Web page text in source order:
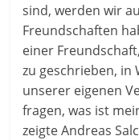
sind, werden wir
Freundschaften
einer
zu geschrieben, in
unserer eigenen
fragen, was ist
zeigte Andreas